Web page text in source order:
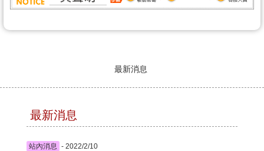
最新消息
最新消息
站內消息 - 2022/2/10